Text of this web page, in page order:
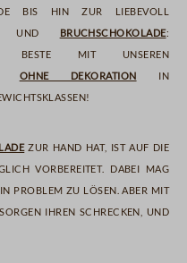
bis hin zur liebevoll
und Bruchschokolade:
mit unseren
ohne Dekoration in
zur Hand hat, ist auf die
vorbereitet. Dabei mag
Problem zu lösen. Aber mit
ihren Schrecken, und